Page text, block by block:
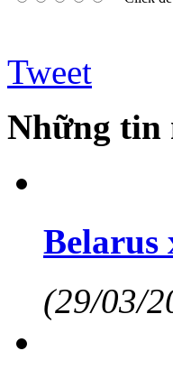
Tweet
Những tin
Belarus
(29/03/